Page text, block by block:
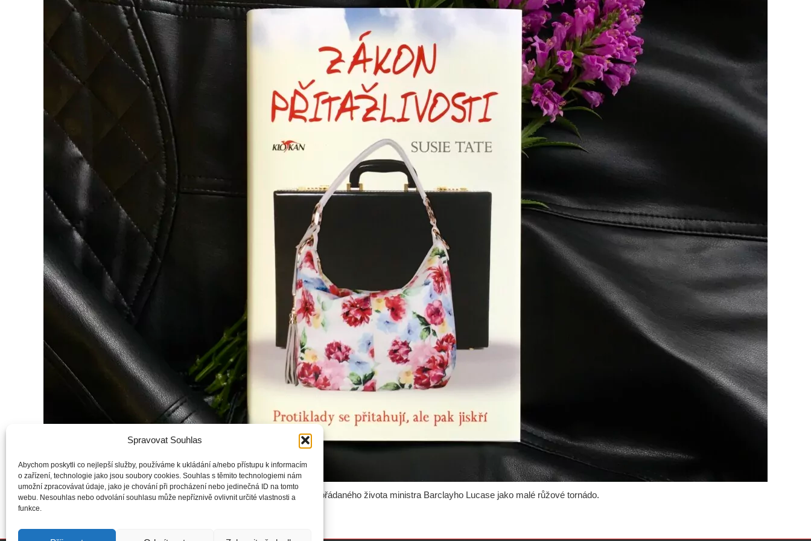
Spravovat Souhlas
Abychom poskytli co nejlepší služby, používáme k ukládání a/nebo přístupu k informacím
o zařízení, technologie jako jsou soubory cookies. Souhlas s těmito technologiemi nám
umožní zpracovávat údaje, jako je chování při procházení nebo jedinečná ID na tomto
webu. Nesouhlas nebo odvolání souhlasu může nepříznivě ovlivnit určité vlastnosti a
funkce.
Svérázná Kira vtrhne do spořádaného života ministra Barclayho Lucase jako malé růžové tornádo.